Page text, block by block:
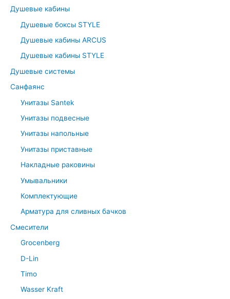
:Душевые кабины
Душевые боксы STYLE
Душевые кабины ARCUS
Душевые кабины STYLE
Душевые системы
Санфаянс
Унитазы Santek
Унитазы подвесные
Унитазы напольные
Унитазы приставные
Накладные раковины
Умывальники
Комплектующие
Арматура для сливных бачков
Смесители
Grocenberg
D-Lin
Timo
Wasser Kraft